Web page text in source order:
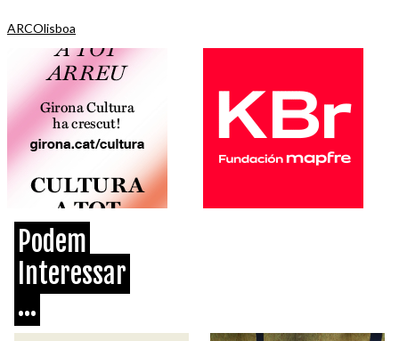
ARCOlisboa
Podem
Interessar
...